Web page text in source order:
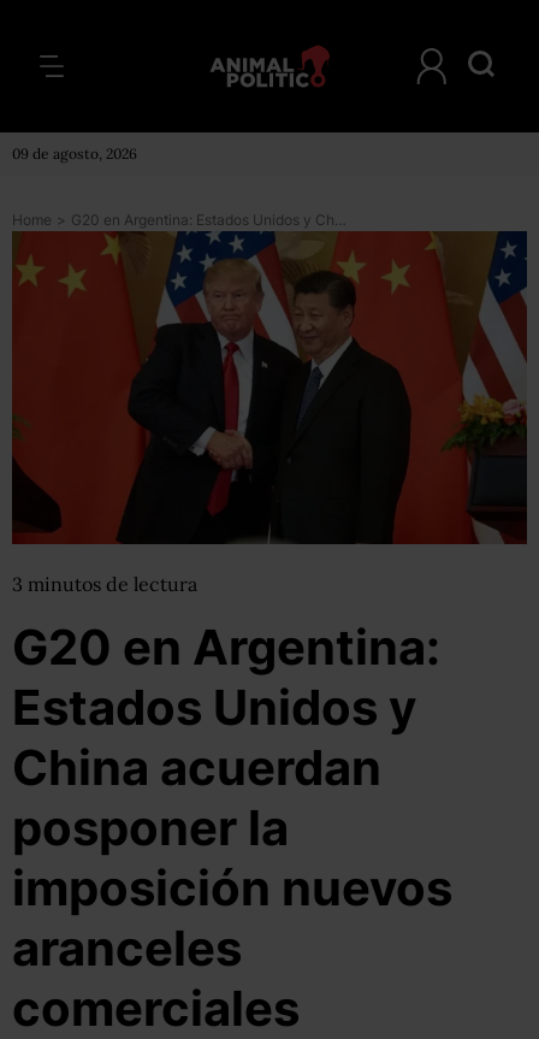
09 de agosto, 2026
Home > G20 en Argentina: Estados Unidos y China acuerdan posponer la imposición nuevos aranceles comerciales
3 minutos de lectura
G20 en Argentina:
Estados Unidos y
China acuerdan
posponer la
imposición nuevos
aranceles
comerciales